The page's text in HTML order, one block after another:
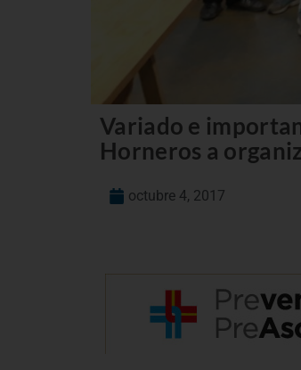
Variado e
Horneros a
octubre 4, 2017